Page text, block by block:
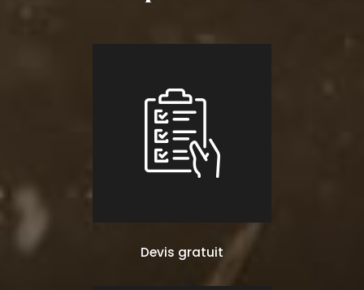
Devis gratuit